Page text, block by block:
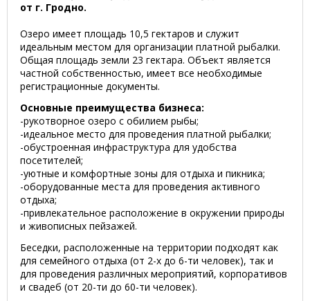
от г. Гродно.
Озеро имеет площадь 10,5 гектаров и служит
идеальным местом для организации платной рыбалки.
Общая площадь земли 23 гектара. Объект является
частной собственностью, имеет все необходимые
регистрационные документы.
Основные преимущества бизнеса:
-рукотворное озеро с обилием рыбы;
-идеальное место для проведения платной рыбалки;
-обустроенная инфраструктура для удобства
посетителей;
-уютные и комфортные зоны для отдыха и пикника;
-оборудованные места для проведения активного
отдыха;
-привлекательное расположение в окружении природы
и живописных пейзажей.
Беседки, расположенные на территории подходят как
для семейного отдыха (от 2-х до 6-ти человек), так и
для проведения различных мероприятий, корпоративов
и свадеб (от 20-ти до 60-ти человек).